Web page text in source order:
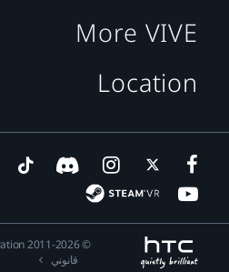
More VIVE
Location
© 2011-2026 HTC Corporation
قانوني